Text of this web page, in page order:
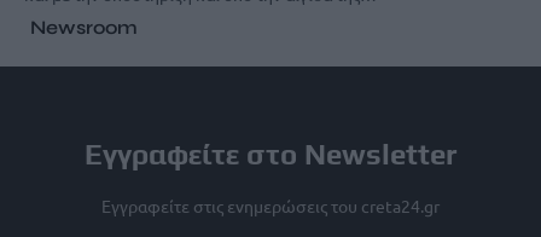
Newsroom
Εγγραφείτε στο Newsletter
Εγγραφείτε στις ενημερώσεις του creta24.gr